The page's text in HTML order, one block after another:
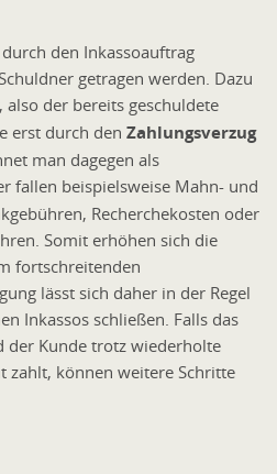
den Inkassoauftrag
getragen werden. Dazu
, also der bereits geschuldete
erst durch den Zahlungsverzug
man dagegen als
fallen beispielsweise Mahn- und
Recherchekosten oder
Somit erhöhen sich die
fortschreitenden
lässt sich daher in der Regel
Inkassos schließen. Falls das
der Kunde trotz wiederholte
zahlt, können weitere Schritte